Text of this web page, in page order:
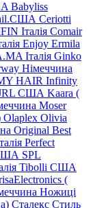
Babyliss
Ceriotti
Італія Comair
Enjoy Ermila
Італія Ginko
Німеччина
HAIR Infinity
США Kaara (
Moser
Olaplex Olivia
Original Best
Perfect
SPL
Tibolli США
(
Ножиці
Сталекс Стиль